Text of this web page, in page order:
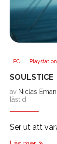
PC Playstation
SOULSTICE
av Niclas
lästid
Ser ut att